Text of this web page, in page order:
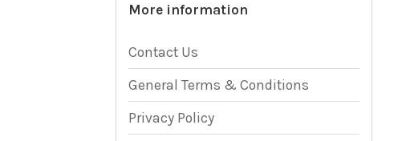
More information
Contact Us
General Terms & Conditions
Privacy Policy